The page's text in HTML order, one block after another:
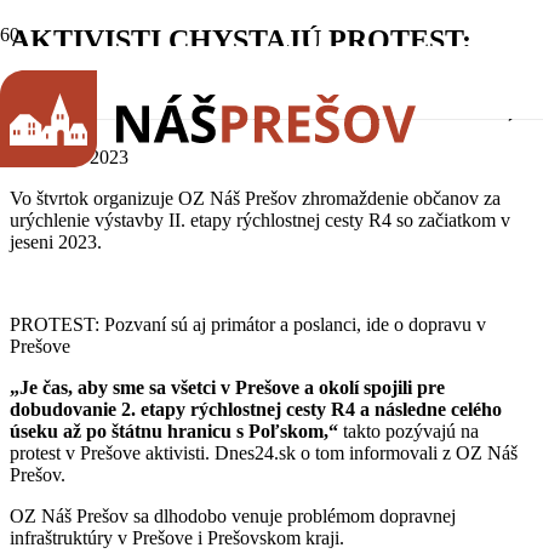
AKTIVISTI CHYSTAJÚ PROTEST:
Pozvaní sú aj primátor a poslanci, ide o
dopravu v Prešove (dnes24.sk, 20.3.2023)
20. marca 2023
Vo štvrtok organizuje OZ Náš Prešov zhromaždenie občanov za
urýchlenie výstavby II. etapy rýchlostnej cesty R4 so začiatkom v
jeseni 2023.
PROTEST: Pozvaní sú aj primátor a poslanci, ide o dopravu v
Prešove
„Je čas, aby sme sa všetci v Prešove a okolí spojili pre
dobudovanie 2. etapy rýchlostnej cesty R4 a následne celého
úseku až po štátnu hranicu s Poľskom,“ takto pozývajú na
protest v Prešove aktivisti. Dnes24.sk o tom informovali z OZ Náš
Prešov.
OZ Náš Prešov sa dlhodobo venuje problémom dopravnej
infraštruktúry v Prešove i Prešovskom kraji.